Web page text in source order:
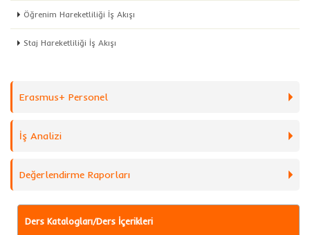
Öğrenim Hareketliliği İş Akışı
Staj Hareketliliği İş Akışı
Erasmus+ Personel
İş Analizi
Değerlendirme Raporları
Ders Katalogları/Ders İçerikleri